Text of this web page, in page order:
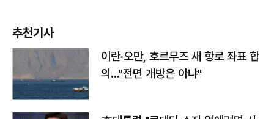
추천기사
이란·오만, 호르무즈 새 항로 좌표 합
의…"전면 개방은 아냐"